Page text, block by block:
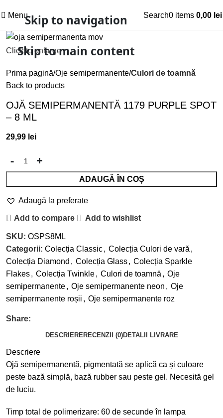
Skip to navigation
Skip to main content
Menu Search0 items 0,00 lei
Click to enlarge
Prima pagină Oje semipermanente Culori de toamnă
Back to products
OJĂ SEMIPERMANENTĂ 1179 PURPLE SPOT
– 8 ML
29,99 lei
ADAUGĂ ÎN COȘ
Adaugă la preferate
Add to compare Add to wishlist
SKU: OSPS8ML
Categorii: Colecția Classic, Colecția Culori de vară ,
Colecția Diamond , Colecția Glass, Colecția Sparkle
Flakes, Colecția Twinkle, Culori de toamnă , Oje
semipermanente, Oje semipermanente neon , Oje
semipermanente roșii , Oje semipermanente roz
Share:
DESCRIERERECENZII (0)DETALII LIVRARE
Descriere
Ojă semipermanentă, pigmentată se aplică ca și culoare
peste bază simplă, bază rubber sau peste gel. Necesită gel
de luciu.
Timp total de polimerizare: 60 de secunde în lampa